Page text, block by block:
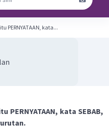
PERNYATAAN, kata...
kata SEBAB,